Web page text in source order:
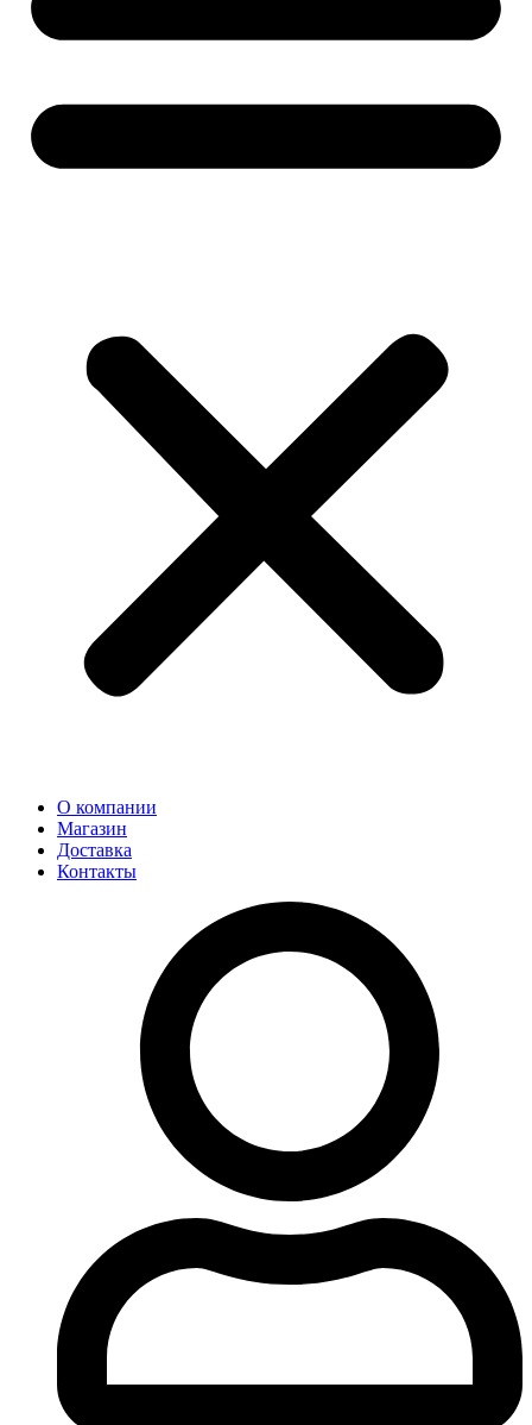
О компании
Магазин
Доставка
Контакты